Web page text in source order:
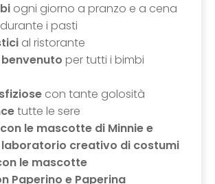
ogni giorno a pranzo e a cena
durante i pasti
al ristorante
per tutti i bimbi
con tante golosità
tutte le sere
le mascotte di Minnie e
laboratorio creativo di costumi
le mascotte
Paperino e Paperina